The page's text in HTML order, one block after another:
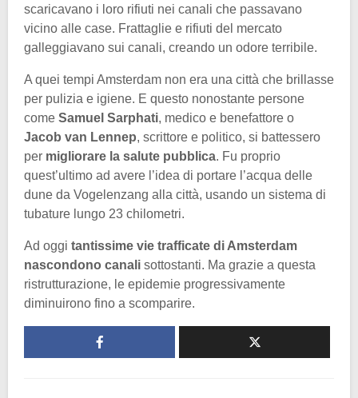
scaricavano i loro rifiuti nei canali che passavano
vicino alle case. Frattaglie e rifiuti del mercato
galleggiavano sui canali, creando un odore terribile.
A quei tempi Amsterdam non era una città che brillasse
per pulizia e igiene. E questo nonostante persone
come Samuel Sarphati, medico e benefattore o
Jacob van Lennep, scrittore e politico, si battessero
per migliorare la salute pubblica. Fu proprio
quest’ultimo ad avere l’idea di portare l’acqua delle
dune da Vogelenzang alla città, usando un sistema di
tubature lungo 23 chilometri.
Ad oggi tantissime vie trafficate di Amsterdam
nascondono canali sottostanti. Ma grazie a questa
ristrutturazione, le epidemie progressivamente
diminuirono fino a scomparire.